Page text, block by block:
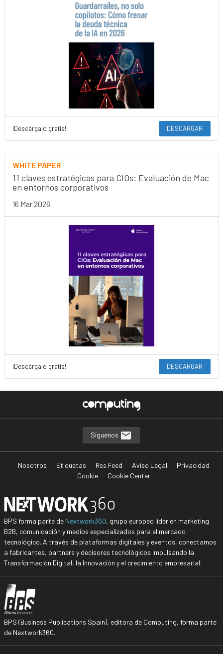
¡Descárgalo gratis! DESCARGAR
WHITE PAPER
11 claves estratégicas para CIOs: Evaluación de Mac
en entornos corporativos
16 Mar 2026
¡Descárgalo gratis! DESCARGAR
Síguenos
Nosotros Etiquetas Rss Feed Aviso Legal
Privacidad
Cookie
Cookie Center
BPS forma parte de Nextwork360, grupo europeo líder en marketing
B2B, comunicación y medios especializados para el mercado
tecnológico. A través de plataformas digitales y eventos, conectamos
a fabricantes, partners y decisores tecnológicos impulsando la
Transformación Digital, la Innovación y el crecimiento empresarial.
BPS (Business Publications Spain), editora de Computing, forma parte
de Nextwork360.